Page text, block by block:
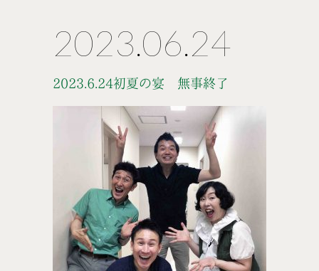
2023.06.24
2023.6.24初夏の宴 無事終了